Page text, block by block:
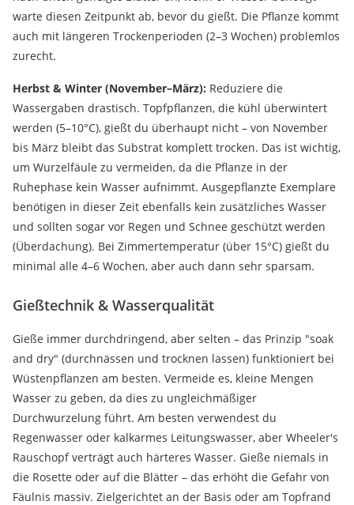
warte diesen Zeitpunkt ab, bevor du gießt. Die Pflanze kommt
auch mit längeren Trockenperioden (2–3 Wochen) problemlos
zurecht.
Herbst & Winter (November–März): Reduziere die
Wassergaben drastisch. Topfpflanzen, die kühl überwintert
werden (5–10°C), gießt du überhaupt nicht – von November
bis März bleibt das Substrat komplett trocken. Das ist wichtig,
um Wurzelfäule zu vermeiden, da die Pflanze in der
Ruhephase kein Wasser aufnimmt. Ausgepflanzte Exemplare
benötigen in dieser Zeit ebenfalls kein zusätzliches Wasser
und sollten sogar vor Regen und Schnee geschützt werden
(Überdachung). Bei Zimmertemperatur (über 15°C) gießt du
minimal alle 4–6 Wochen, aber auch dann sehr sparsam.
Gießtechnik & Wasserqualität
Gieße immer durchdringend, aber selten – das Prinzip "soak
and dry" (durchnässen und trocknen lassen) funktioniert bei
Wüstenpflanzen am besten. Vermeide es, kleine Mengen
Wasser zu geben, da dies zu ungleichmäßiger
Durchwurzelung führt. Am besten verwendest du
Regenwasser oder kalkarmes Leitungswasser, aber Wheeler's
Rauschopf verträgt auch härteres Wasser. Gieße niemals in
die Rosette oder auf die Blätter – das erhöht die Gefahr von
Fäulnis massiv. Zielgerichtet an der Basis oder am Topfrand